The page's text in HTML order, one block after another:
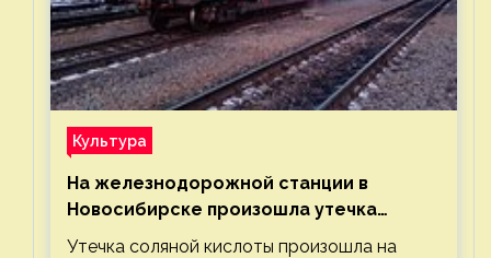
Культура
На железнодорожной станции в
Новосибирске произошла утечка
соляной кислоты
Утечка соляной кислоты произошла на